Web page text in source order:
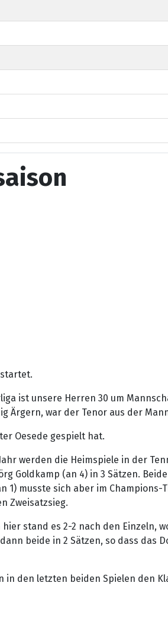
ist unsere Herren 30 um
Ärgern, war der Tenor aus der
Oesede gespielt hat.
werden die Heimspiele in der
Goldkamp (an 4) in 3 Sätzen.
musste sich aber im
Zweisatzsieg.
stand es 2-2 nach den Einzeln,
beide in 2 Sätzen, so dass das
in den letzten beiden Spielen den